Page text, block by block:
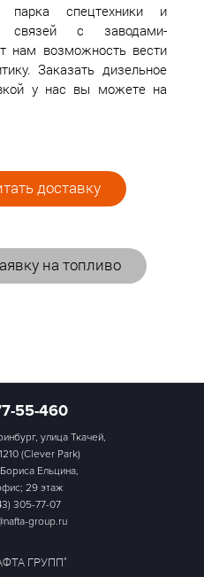
парка спецтехники и
связей с заводами-
нам возможность вести
Заказать дизельное
у нас вы можете на
доставку
на топливо
55-460
улица Ткачей,
(Clever Park)
Ельцина,
29 этаж
305-77-07
group.ru
ГРУПП"